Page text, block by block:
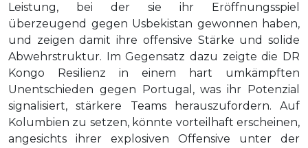
Leistung, bei der sie ihr Eröffnungsspiel
überzeugend gegen Usbekistan gewonnen haben,
und zeigen damit ihre offensive Stärke und solide
Abwehrstruktur. Im Gegensatz dazu zeigte die DR
Kongo Resilienz in einem hart umkämpften
Unentschieden gegen Portugal, was ihr Potenzial
signalisiert, stärkere Teams herauszufordern. Auf
Kolumbien zu setzen, könnte vorteilhaft erscheinen,
angesichts ihrer explosiven Offensive unter der